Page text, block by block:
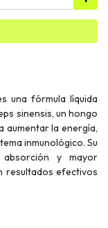
una fórmula líquida
sinensis, un hongo
aumentar la energía,
inmunológico. Su
y mayor
resultados efectivos